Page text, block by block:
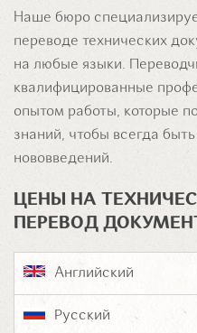
Наше бюро
переводе технических
на любые языки.
квалифицированные
опытом работы, которые
знаний, чтобы всегда
нововведений.
ЦЕНЫ НА
ПЕРЕВОД
Английский
Русский